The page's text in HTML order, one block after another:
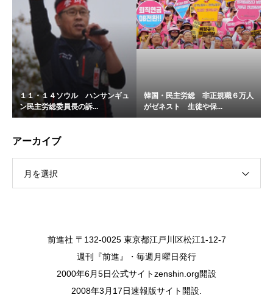
１１・１４ソウル ハンサンギュ
ン民主労総委員長の訴...
韓国・民主労総 非正規職６万人
がゼネスト 生徒や保...
アーカイブ
月を選択
前進社 〒132-0025 東京都江戸川区松江1-12-7
週刊『前進』・毎週月曜日発行
2000年6月5日公式サイトzenshin.org開設
2008年3月17日速報版サイト開設.